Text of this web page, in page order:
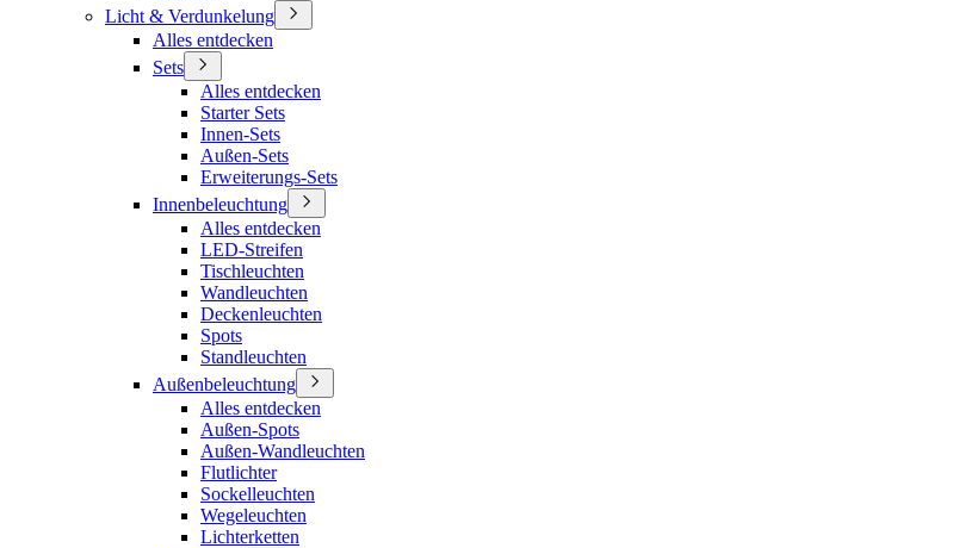
Licht & Verdunkelung
Alles entdecken
Sets
Alles entdecken
Starter Sets
Innen-Sets
Außen-Sets
Erweiterungs-Sets
Innenbeleuchtung
Alles entdecken
LED-Streifen
Tischleuchten
Wandleuchten
Deckenleuchten
Spots
Standleuchten
Außenbeleuchtung
Alles entdecken
Außen-Spots
Außen-Wandleuchten
Flutlichter
Sockelleuchten
Wegeleuchten
Lichterketten